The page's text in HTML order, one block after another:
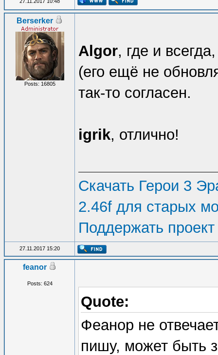
Berserker
Posts: 16805
Algor, где и
(его ещё не
так-то согласен.
igrik, отлично!
Скачать Герои 3
2.46f для старых
Поддержать проект
27.11.2017 15:20
feanor
Posts: 624
Quote:
Феанор не
пишу, может быть